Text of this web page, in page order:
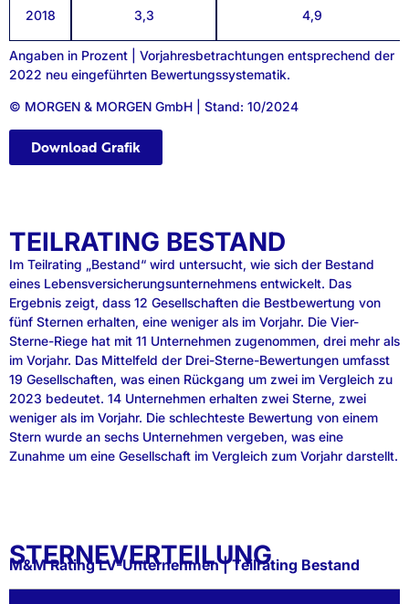
2018 3,3 4,9
Angaben in Prozent | Vorjahresbetrachtungen entsprechend der
2022 neu eingeführten Bewertungssystematik.
© MORGEN & MORGEN GmbH | Stand: 10/2024
Download Grafik
TEILRATING BESTAND
Im Teilrating „Bestand“ wird untersucht, wie sich der Bestand
eines Lebensversicherungsunternehmens entwickelt. Das
Ergebnis zeigt, dass 12 Gesellschaften die Bestbewertung von
fünf Sternen erhalten, eine weniger als im Vorjahr. Die Vier-
Sterne-Riege hat mit 11 Unternehmen zugenommen, drei mehr als
im Vorjahr. Das Mittelfeld der Drei-Sterne-Bewertungen umfasst
19 Gesellschaften, was einen Rückgang um zwei im Vergleich zu
2023 bedeutet. 14 Unternehmen erhalten zwei Sterne, zwei
weniger als im Vorjahr. Die schlechteste Bewertung von einem
Stern wurde an sechs Unternehmen vergeben, was eine
Zunahme um eine Gesellschaft im Vergleich zum Vorjahr darstellt.
STERNEVERTEILUNG
M&M Rating LV-Unternehmen | Teilrating Bestand